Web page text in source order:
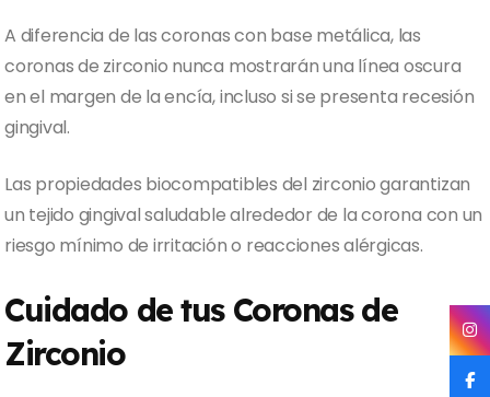
A diferencia de las coronas con base metálica, las
coronas de zirconio nunca mostrarán una línea oscura
en el margen de la encía, incluso si se presenta recesión
gingival.
Las propiedades biocompatibles del zirconio garantizan
un tejido gingival saludable alrededor de la corona con un
riesgo mínimo de irritación o reacciones alérgicas.
Cuidado de tus Coronas de
Zirconio